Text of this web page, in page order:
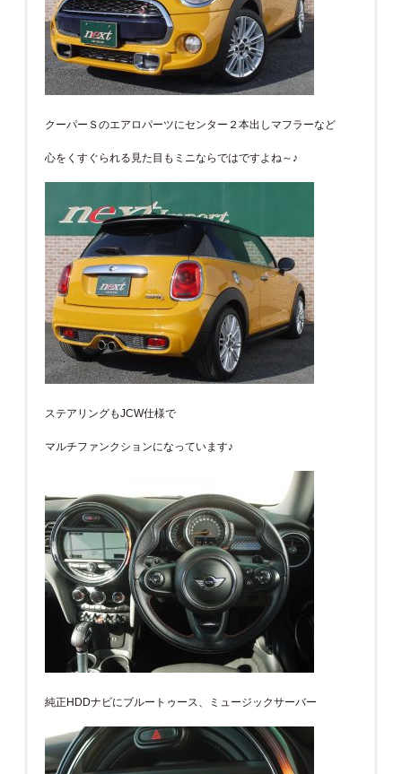
クーパーＳのエアロパーツにセンター２本出しマフラーなど
心をくすぐられる見た目もミニならではですよね～♪
ステアリングもJCW仕様で
マルチファンクションになっています♪
純正HDDナビにブルートゥース、ミュージックサーバー